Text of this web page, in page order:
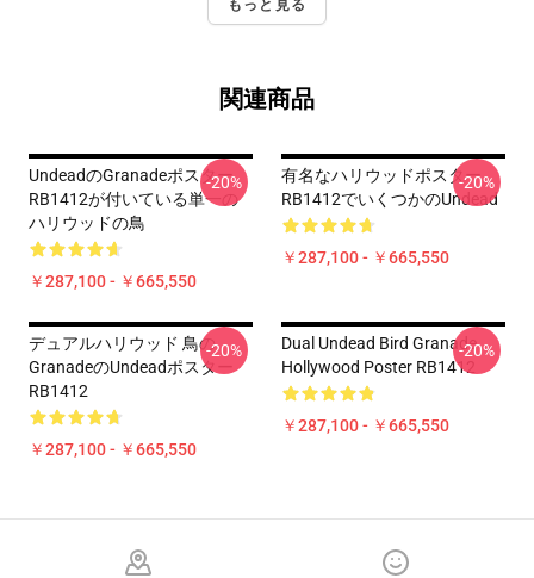
もっと見る
関連商品
UndeadのGranadeポスター
RB1412が付いている単一の
ハリウッドの鳥
￥287,100 - ￥665,550
-20%
有名なハリウッドポスター
RB1412でいくつかのUndead
￥287,100 - ￥665,550
-20%
デュアルハリウッド 鳥の
GranadeのUndeadポスター
RB1412
￥287,100 - ￥665,550
-20%
Dual Undead Bird Granade
Hollywood Poster RB1412
￥287,100 - ￥665,550
-20%